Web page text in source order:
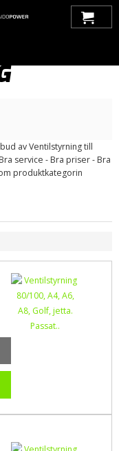
Caddy II (1996-
av Ventilstyrning till
service - Bra priser - Bra
produktkategorin